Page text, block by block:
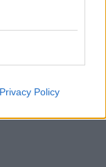
Privacy Policy